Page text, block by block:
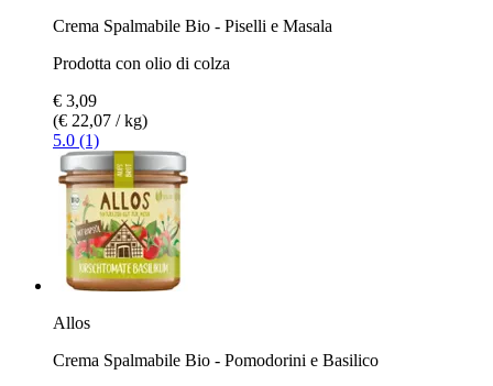
Crema Spalmabile Bio - Piselli e Masala
Prodotta con olio di colza
€ 3,09
(€ 22,07 / kg)
5.0 (1)
Allos
Crema Spalmabile Bio - Pomodorini e Basilico